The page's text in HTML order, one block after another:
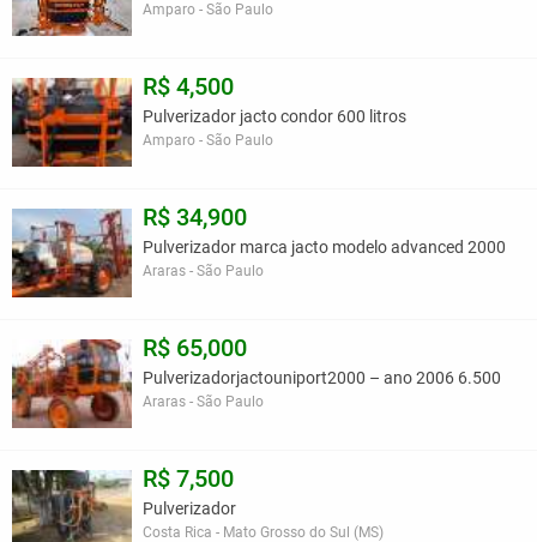
Amparo - São Paulo
R$ 4,500
Pulverizador jacto condor 600 litros
Amparo - São Paulo
R$ 34,900
Pulverizador marca jacto modelo advanced 2000
Araras - São Paulo
R$ 65,000
Pulverizadorjactouniport2000 – ano 2006 6.500
Araras - São Paulo
R$ 7,500
Pulverizador
Costa Rica - Mato Grosso do Sul (MS)